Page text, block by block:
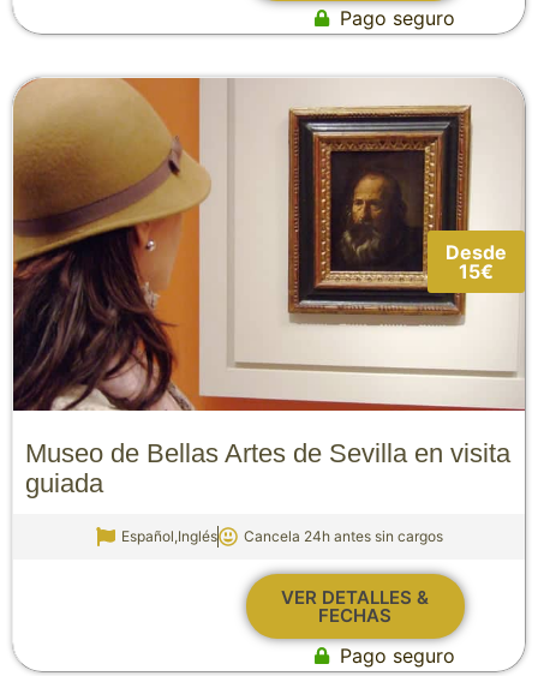
Pago seguro
Desde
15€
Museo de Bellas Artes de Sevilla en visita
guiada
Español,Inglés Cancela 24h antes sin cargos
VER DETALLES &
FECHAS
Pago seguro